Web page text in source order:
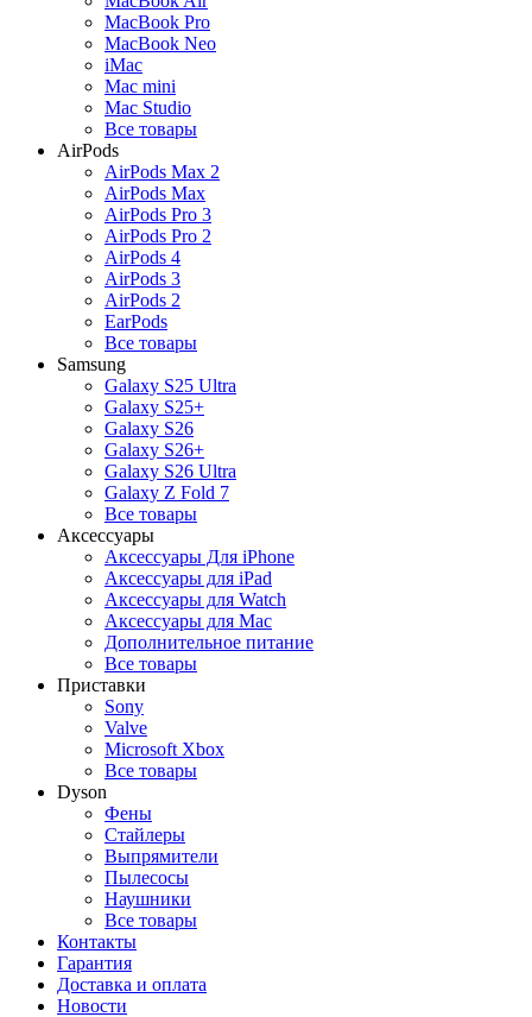
MacBook Pro
MacBook Neo
iMac
Mac mini
Mac Studio
Все товары
AirPods
AirPods Max 2
AirPods Max
AirPods Pro 3
AirPods Pro 2
AirPods 4
AirPods 3
AirPods 2
EarPods
Все товары
Samsung
Galaxy S25 Ultra
Galaxy S25+
Galaxy S26
Galaxy S26+
Galaxy S26 Ultra
Galaxy Z Fold 7
Все товары
Аксессуары
Аксессуары Для iPhone
Аксессуары для iPad
Аксессуары для Watch
Аксессуары для Mac
Дополнительное питание
Все товары
Приставки
Sony
Valve
Microsoft Xbox
Все товары
Dyson
Фены
Стайлеры
Выпрямители
Пылесосы
Наушники
Все товары
Контакты
Гарантия
Доставка и оплата
Новости